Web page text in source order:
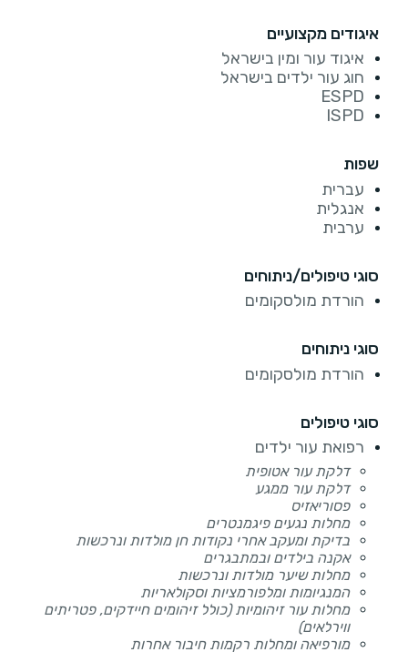
איגודים מקצועיים
איגוד עור ומין בישראל
חוג עור ילדים בישראל
ESPD
ISPD
שפות
עברית
אנגלית
ערבית
סוגי טיפולים/ניתוחים
הורדת מולסקומים
סוגי ניתוחים
הורדת מולסקומים
סוגי טיפולים
רפואת עור ילדים
דלקת עור אטופית
דלקת עור ממגע
פסוריאזיס
מחלות נגעים פיגמנטרים
בדיקת ומעקב אחרי נקודות חן מולדות ונרכשות
אקנה בילדים ובמתבגרים
מחלות שיער מולדות ונרכשות
המנגיומות ומלפורמציות וסקולאריות
מחלות עור זיהומיות (כולל זיהומים חיידקים, פטריתים
ווירלאים)
מורפיאה ומחלות רקמות חיבור אחרות